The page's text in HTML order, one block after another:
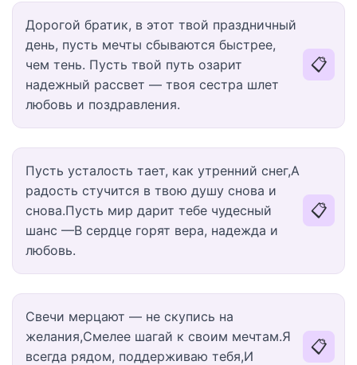
Дорогой братик, в этот твой праздничный
день, пусть мечты сбываются быстрее,
чем тень. Пусть твой путь озарит
надежный рассвет — твоя сестра шлет
любовь и поздравления.
📋
Пусть усталость тает, как утренний снег,А
радость стучится в твою душу снова и
снова.Пусть мир дарит тебе чудесный
шанс —В сердце горят вера, надежда и
любовь.
📋
Свечи мерцают — не скупись на
желания,Смелее шагай к своим мечтам.Я
всегда рядом, поддерживаю тебя,И
📋